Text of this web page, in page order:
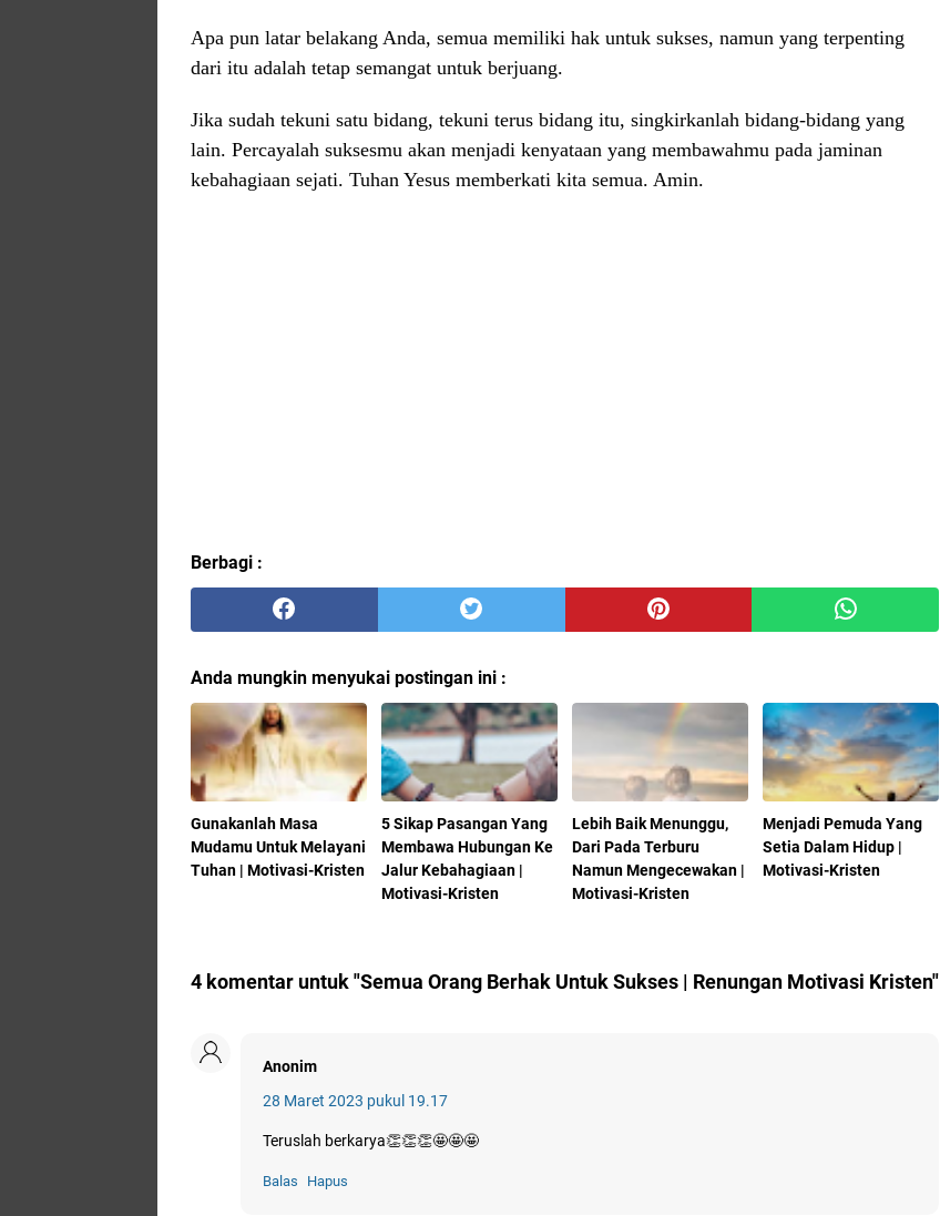
Apa pun latar belakang Anda, semua memiliki hak untuk sukses, namun yang terpenting
dari itu adalah tetap semangat untuk berjuang.
Jika sudah tekuni satu bidang, tekuni terus bidang itu, singkirkanlah bidang-bidang yang
lain. Percayalah suksesmu akan menjadi kenyataan yang membawahmu pada jaminan
kebahagiaan sejati. Tuhan Yesus memberkati kita semua. Amin.
Berbagi :
Anda mungkin menyukai postingan ini :
Gunakanlah Masa
Mudamu Untuk Melayani
Tuhan | Motivasi-Kristen
5 Sikap Pasangan Yang
Membawa Hubungan Ke
Jalur Kebahagiaan |
Motivasi-Kristen
Lebih Baik Menunggu,
Dari Pada Terburu
Namun Mengecewakan |
Motivasi-Kristen
Menjadi Pemuda Yang
Setia Dalam Hidup |
Motivasi-Kristen
4 komentar untuk "Semua Orang Berhak Untuk Sukses | Renungan Motivasi Kristen"
Anonim
28 Maret 2023 pukul 19.17
Teruslah berkarya👏👏👏🤩🤩🤩
Balas Hapus